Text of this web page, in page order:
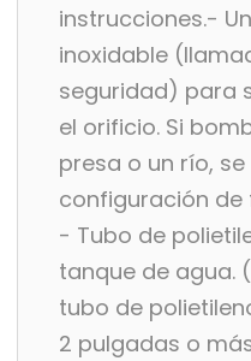
instrucciones.-
inoxidable
seguridad) para
el orificio. Si
presa o un río,
configuración de
- Tubo de
tanque de agua.
tubo de
2 pulgadas o